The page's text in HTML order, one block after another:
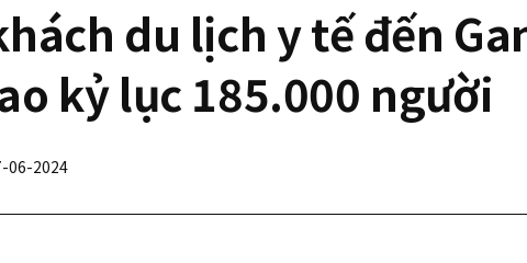
du lịch y tế đến
kỷ lục 185.000 người
06-2024